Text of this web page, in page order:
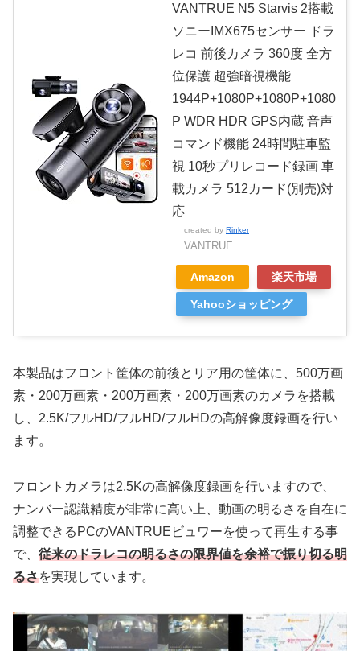
VANTRUE N5 Starvis 2搭載
ソニーIMX675センサー ドラ
レコ 前後カメラ 360度 全方
位保護 超強暗視機能
1944P+1080P+1080P+1080
P WDR HDR GPS内蔵 音声
コマンド機能 24時間駐車監
視 10秒プリレコード録画 車
載カメラ 512カード(別売)対
応
created by Rinker
VANTRUE
Amazon 楽天市場
Yahooショッピング
本製品はフロント筐体の前後とリア用の筐体に、500万画
素・200万画素・200万画素・200万画素のカメラを搭載
し、2.5K/フルHD/フルHD/フルHDの高解像度録画を行い
ます。
フロントカメラは2.5Kの高解像度録画を行いますので、
ナンバー認識精度が非常に高い上、動画の明るさを自在に
調整できるPCのVANTRUEビュワーを使って再生する事
で、 従来のドラレコの明るさの限界値を余裕で振り切る明
るさを実現しています。